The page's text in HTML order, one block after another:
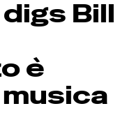
Bill
è